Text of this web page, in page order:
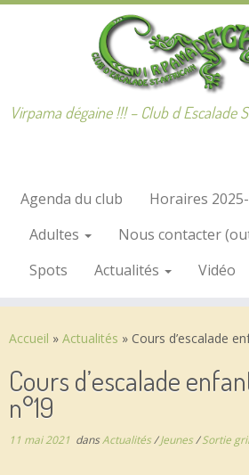
Passer
Virpama dégaine !!! – Club d Escalade
Agenda du club
Horaires
Adultes
Nous contacter
Spots
Actualités Vidéo
Accueil » Actualités » Cours d’escalade
Cours d’escalade
n°19
11 mai 2021 dansActualités/Jeunes/Sortie